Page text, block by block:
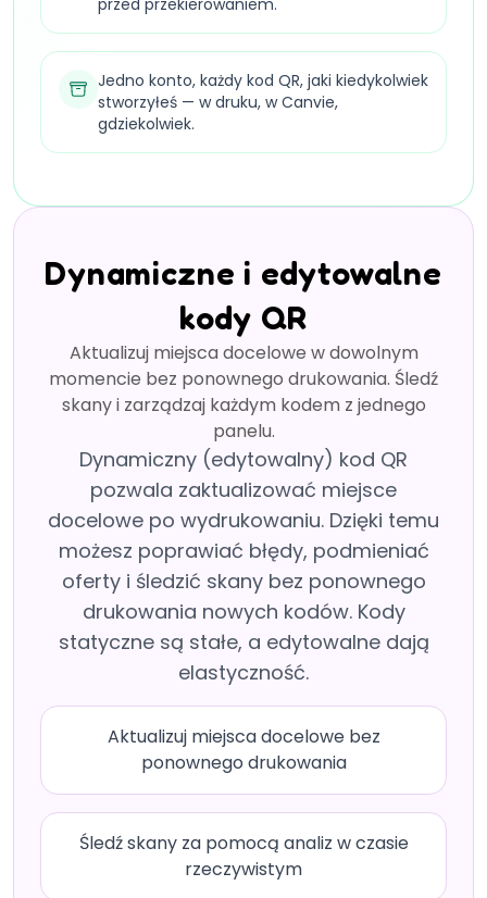
przed przekierowaniem.
Jedno konto, każdy kod QR, jaki kiedykolwiek
stworzyłeś — w druku, w Canvie,
gdziekolwiek.
Dynamiczne i edytowalne
kody QR
Aktualizuj miejsca docelowe w dowolnym
momencie bez ponownego drukowania. Śledź
skany i zarządzaj każdym kodem z jednego
panelu.
Dynamiczny (edytowalny) kod QR
pozwala zaktualizować miejsce
docelowe po wydrukowaniu. Dzięki temu
możesz poprawiać błędy, podmieniać
oferty i śledzić skany bez ponownego
drukowania nowych kodów. Kody
statyczne są stałe, a edytowalne dają
elastyczność.
Aktualizuj miejsca docelowe bez
ponownego drukowania
Śledź skany za pomocą analiz w czasie
rzeczywistym